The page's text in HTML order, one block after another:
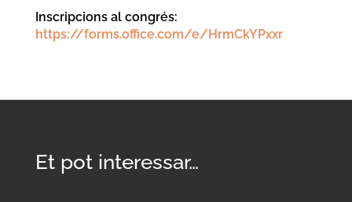
Inscripcions al congrés:
https://forms.office.com/e/HrmCkYPxxr
Et pot interessar…